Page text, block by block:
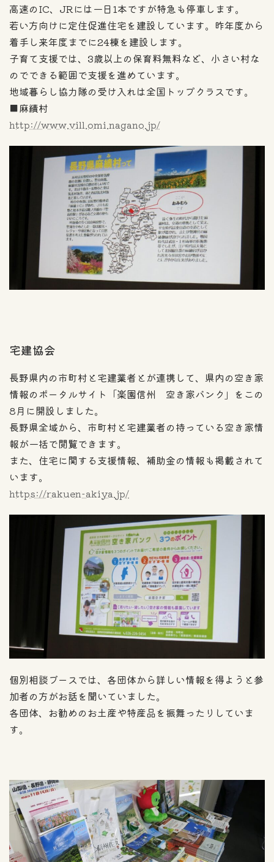
高速のIC、JRには一日1本ですが特急も停車します。
若い方向けに定住促進住宅を建設しています。昨年度から
着手し来年度までに24棟を建設します。
子育て支援では、3歳以上の保育料無料など、小さい村な
のでできる範囲で支援を進めています。
地域暮らし協力隊の受け入れは全国トップクラスです。
■麻績村
http://www.vill.omi.nagano.jp/
宅建協会
長野県内の市町村と宅建業者とが連携して、県内の空き家
情報のポータルサイト「楽園信州 空き家バンク」をこの
8月に開設しました。
長野県全域から、市町村と宅建業者の持っている空き家情
報が一括で閲覧できます。
また、住宅に関する支援情報、補助金の情報も掲載されて
います。
https://rakuen-akiya.jp/
個別相談ブースでは、各団体から詳しい情報を得ようと参
加者の方がお話を聞いていました。
各団体、お勧めのお土産や特産品を振舞ったりしていま
す。